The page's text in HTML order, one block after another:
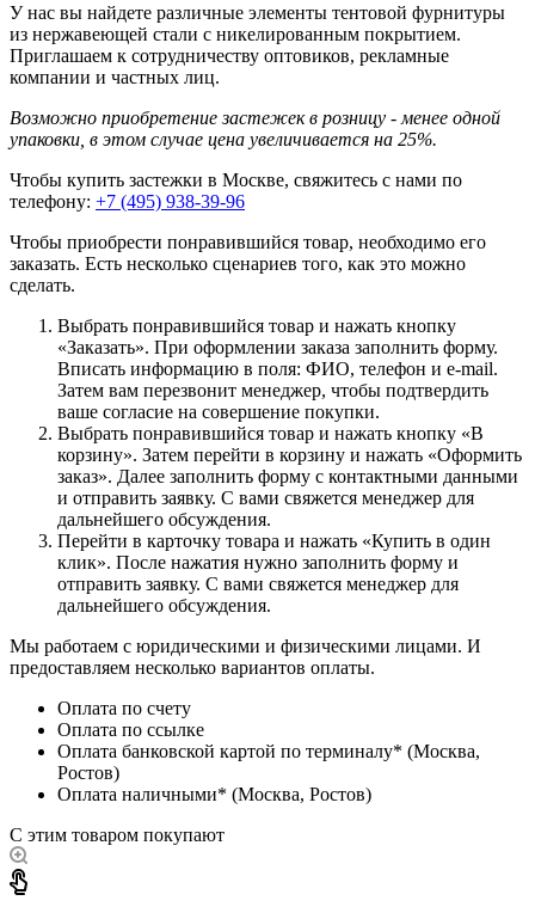
У нас вы найдете различные элементы тентовой фурнитуры
из нержавеющей стали с никелированным покрытием.
Приглашаем к сотрудничеству оптовиков, рекламные
компании и частных лиц.
Возможно приобретение застежек в розницу - менее одной
упаковки, в этом случае цена увеличивается на 25%.
Чтобы купить застежки в Москве, свяжитесь с нами по
телефону: +7 (495) 938-39-96
Чтобы приобрести понравившийся товар, необходимо его
заказать. Есть несколько сценариев того, как это можно
сделать.
Выбрать понравившийся товар и нажать кнопку
«Заказать». При оформлении заказа заполнить форму.
Вписать информацию в поля: ФИО, телефон и e-mail.
Затем вам перезвонит менеджер, чтобы подтвердить
ваше согласие на совершение покупки.
Выбрать понравившийся товар и нажать кнопку «В
корзину». Затем перейти в корзину и нажать «Оформить
заказ». Далее заполнить форму с контактными данными
и отправить заявку. С вами свяжется менеджер для
дальнейшего обсуждения.
Перейти в карточку товара и нажать «Купить в один
клик». После нажатия нужно заполнить форму и
отправить заявку. С вами свяжется менеджер для
дальнейшего обсуждения.
Мы работаем с юридическими и физическими лицами. И
предоставляем несколько вариантов оплаты.
Оплата по счету
Оплата по ссылке
Оплата банковской картой по терминалу* (Москва,
Ростов)
Оплата наличными* (Москва, Ростов)
С этим товаром покупают